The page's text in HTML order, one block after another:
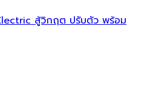
สู้วิกฤต ปรับตัว พร้อม